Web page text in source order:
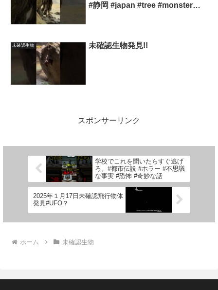
#静岡 #japan #tree #monster
未確認生物 未確認生物発見!!
スポンサーリンク
学校でこれを聞いたらすぐ逃げ
ろ。#都市伝説 #ホラー #不思議
な事実 #恐怖 #奇妙な話
2025年１月17日未確認飛行物体
発見#UFO？
ホーム 未確認生物